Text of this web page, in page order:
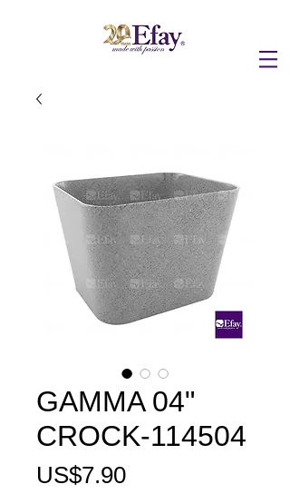
GAMMA 04"
CROCK-114504
US$7.90價